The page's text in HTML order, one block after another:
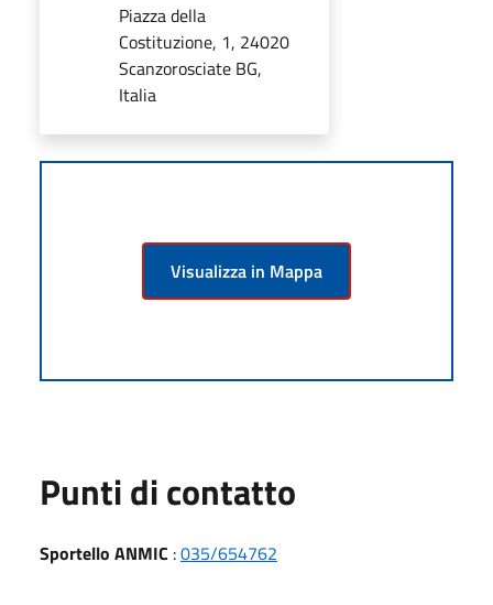
Piazza della
Costituzione, 1, 24020
Scanzorosciate BG,
Italia
Visualizza in Mappa
Punti di contatto
Sportello ANMIC :035/654762